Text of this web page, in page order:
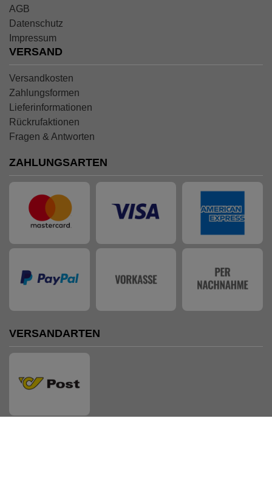
AGB
Datenschutz
Impressum
VERSAND
Versandkosten
Zahlungsformen
Lieferinformationen
Rückrufaktionen
Fragen & Antworten
ZAHLUNGSARTEN
VERSANDARTEN